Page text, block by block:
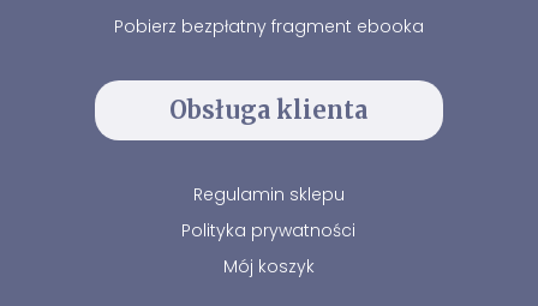
Pobierz bezpłatny fragment ebooka
Obsługa klienta
Regulamin sklepu
Polityka prywatności
Mój koszyk